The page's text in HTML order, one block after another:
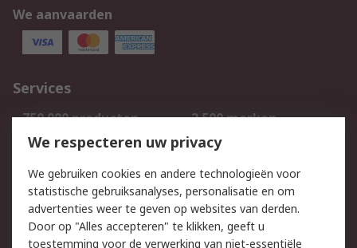
We aanvaarden
Services
750.000 producten
2.500 merken
Bestellen
Inkoopoplossingen
Track & Trace
Wettelijk
We respecteren uw privacy
We gebruiken cookies en andere technologieën voor
statistische gebruiksanalyses, personalisatie en om
advertenties weer te geven op websites van derden.
Door op "Alles accepteren" te klikken, geeft u
toestemming voor de verwerking van niet-essentiële